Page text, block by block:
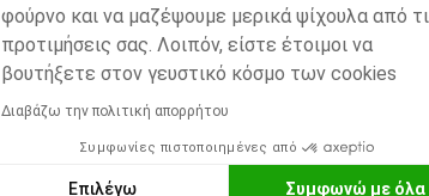
φούρνο και να μαζέψουμε μερικά ψίχουλα από
προτιμήσεις σας. Λοιπόν, είστε έτοιμοι να
βουτήξετε στον γευστικό κόσμο των cookies
Διαβάζω την πολιτική απορρήτου
Συμφωνίες πιστοποιημένες από
Επιλέγω Συμφωνώ με όλα
ΔΙΑΘΈΣΙΜΟΙ